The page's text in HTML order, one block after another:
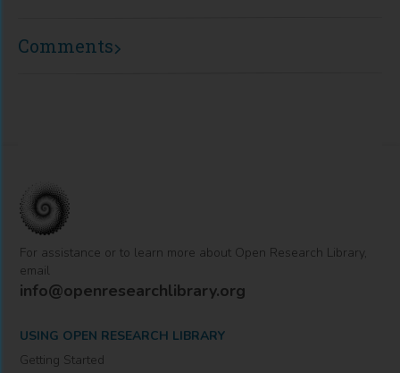
Comments
For assistance or to learn more about Open Research Library,
email
info@openresearchlibrary.org
USING OPEN RESEARCH LIBRARY
Getting Started